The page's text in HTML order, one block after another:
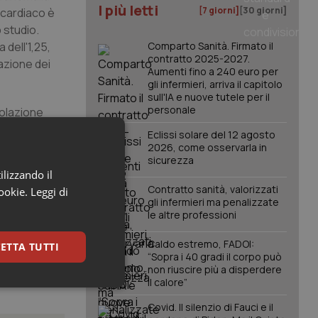
è
studio.
dell'1,25,
dei
I più letti [7 giorni] [30 giorni]
Comparto Sanità. Firmato il
contratto 2025-2027.
Aumenti fino a 240 euro per
gli infermieri, arriva il capitolo
sull'IA e nuove tutele per il
personale
Eclissi solare del 12 agosto
2026, come osservarla in
sicurezza
Contratto sanità, valorizzati
gli infermieri ma penalizzate
le altre professioni
Caldo estremo, FADOI:
“Sopra i 40 gradi il corpo può
non riuscire più a disperdere
il calore”
Covid. Il silenzio di Fauci e il
il
Leggi di
TUTTI